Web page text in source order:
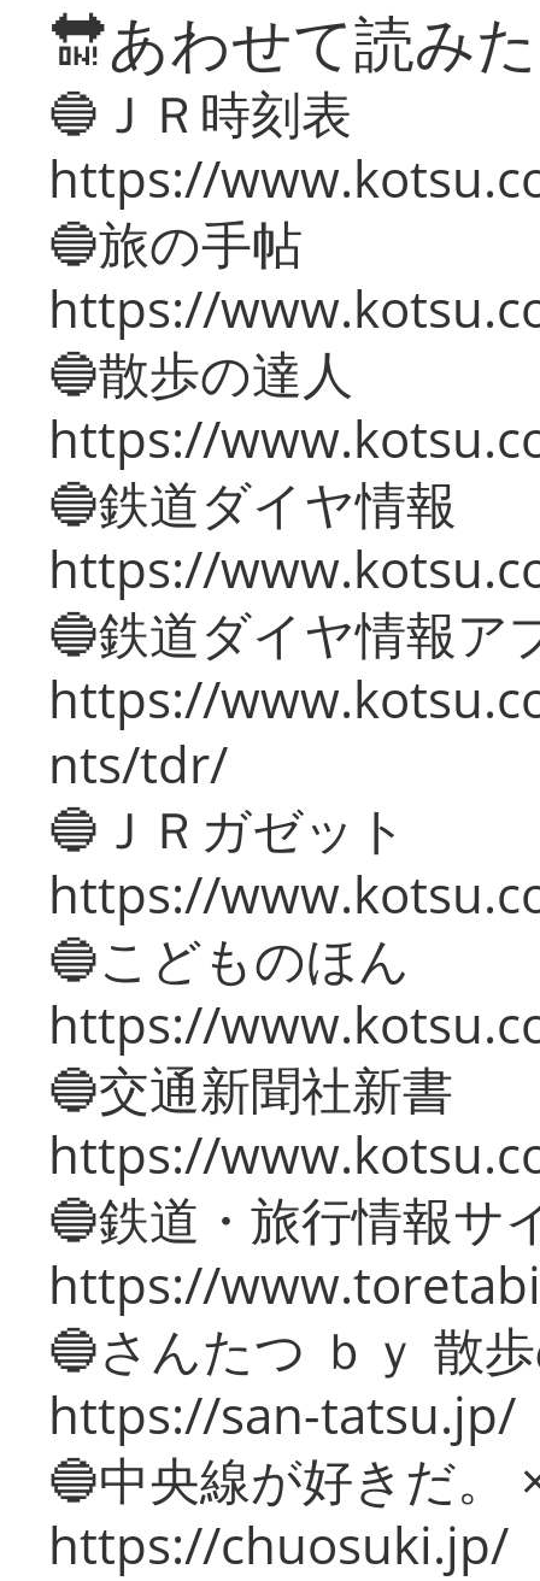
🔛あわせて読み
🔵ＪＲ時刻表
https://
🔵旅の手帖
https://
🔵散歩の達人
https://
🔵鉄道ダイヤ情報
https://
🔵鉄道ダイヤ情報ア
https://
nts/tdr/
🔵ＪＲガゼット
https://
🔵こどものほん
https://
🔵交通新聞社新書
https://
🔵鉄道・旅行情報サ
https://
🔵さんたつ ｂｙ 散
https://san-tatsu.jp/
🔵中央線が好きだ。
https://chuosuki.jp/